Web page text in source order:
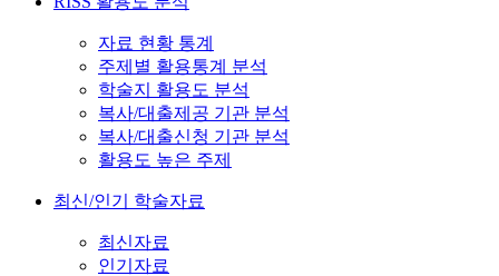
자료 현황 통계
주제별 활용통계 분석
학술지 활용도 분석
복사/대출제공 기관 분석
복사/대출신청 기관 분석
활용도 높은 주제
최신/인기 학술자료
최신자료
인기자료